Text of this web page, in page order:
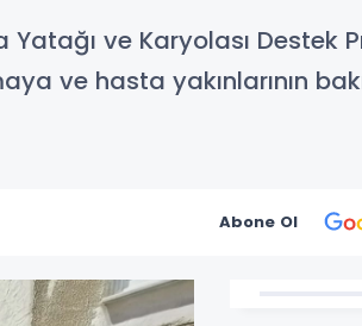
ve Karyolası Destek
ve hasta yakınlarının
Abone Ol